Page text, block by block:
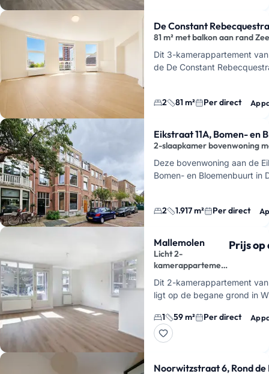
De Constant
81 m² met balkon aan rand
Dit 3-kamerappartement
de De Constant
2 81 m² Per direct
Eikstraat 11A, Bomen- en
2-slaapkamer bovenwoning
Deze bovenwoning aan de
Bomen- en Bloemenbuurt in
2 1.917 m² Per direct
Mallemolen
Licht 2-
kamerappartement
met terras
Prijs
Dit 2-kamerappartement
ligt op de begane grond in
hoekligging en de grote
1 59 m² Per direct
Noorwitzstraat 6, Rond